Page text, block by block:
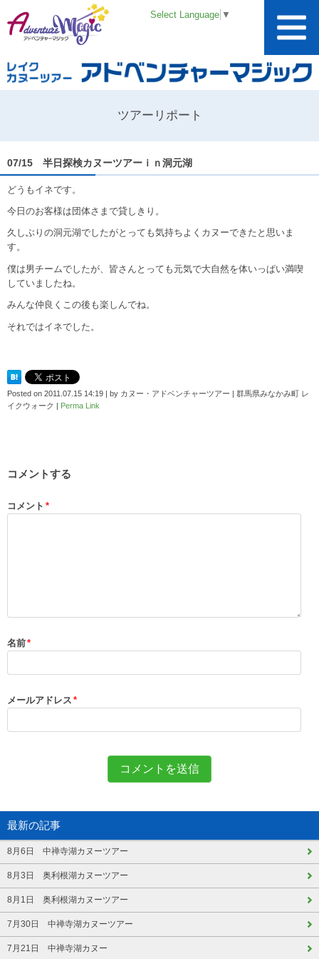
Select Language ▼
ツアーリポート
07/15 半日探検カヌーツアーｉｎ洞元湖
どうもイネです。
今日のお客様は団体さまで貸しきり。
久しぶりの洞元湖でしたがとっても気持ちよくカヌーできたと思いま
す。
僕は男チームでしたが、皆さんとっても元気で大自然を体いっぱい満喫
していましたね。
みんな仲良くこの後も楽しんでね。
それではイネでした。
Posted on 2011.07.15 14:19 | by カヌー・アドベンチャーツアー | 群馬県みなかみ町 レ
イクウォーク | Perma Link
コメントする
コメント *
名前*
メールアドレス *
最新の記事
8月6日 中禅寺湖カヌーツアー
8月3日 奥利根湖カヌーツアー
8月1日 奥利根湖カヌーツアー
7月30日 中禅寺湖カヌーツアー
7月21日 中禅寺湖カヌー